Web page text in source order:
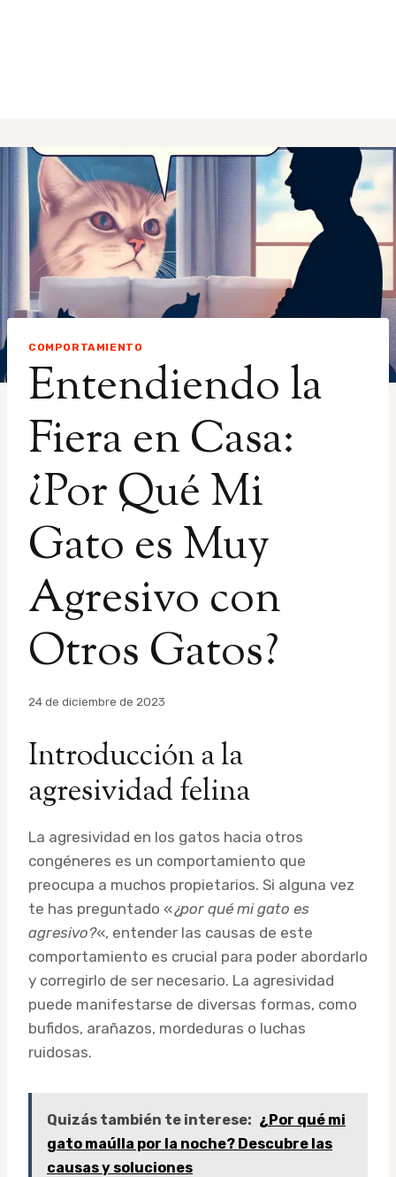
COMPORTAMIENTO
Entendiendo la
Fiera en Casa:
¿Por Qué Mi
Gato es Muy
Agresivo con
Otros Gatos?
Por
24 de diciembre de 2023
Introducción a la
agresividad felina
La agresividad en los gatos hacia otros
congéneres es un comportamiento que
preocupa a muchos propietarios. Si alguna vez
te has preguntado «¿por qué mi gato es
agresivo?«, entender las causas de este
comportamiento es crucial para poder abordarlo
y corregirlo de ser necesario. La agresividad
puede manifestarse de diversas formas, como
bufidos, arañazos, mordeduras o luchas
ruidosas.
Quizás también te interese: ¿Por qué mi
gato maúlla por la noche? Descubre las
causas y soluciones